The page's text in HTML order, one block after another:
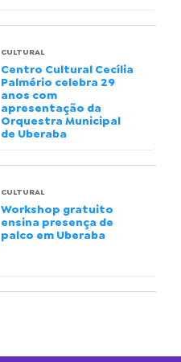
CULTURAL
Centro Cultural Cecília
Palmério celebra 29
anos com
apresentação da
Orquestra Municipal
de Uberaba
CULTURAL
Workshop gratuito
ensina presença de
palco em Uberaba